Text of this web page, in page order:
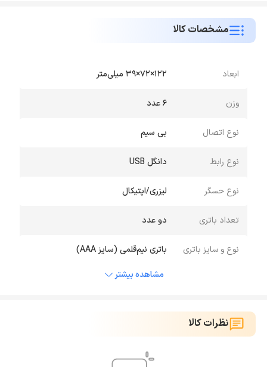
کاملا مطابق با طراحی ارگونومیک دست انسان ساخته
شده است و در استفاده طولانی مدت هیچ مشکل و
فراسو مدل FOM-1898RF سه دکمه متفاوت با عملکرد
تواند با سیستم عامل های مختلف مک و یا ویندوز به
راحتی ارتباط برقرار کند. میزان حساسیت و دقت ماوس
مدل تغییر دهید. سنسور اپتیکال تعبیه شده برای
وجود ندارد. نیروی لازم برای انجام فعالیت های این
تعبیه شده در آن تامین می شود. دکمه های تعبیه شده
مشخصات کالا
ابعاد 122×72×39 میلی‌متر
وزن 6 عدد
نوع اتصال بی سیم
نوع رابط دانگل USB
نوع حسگر لیزری/اپتیکال
تعداد باتری دو عدد
نوع و سایز باتری
باتری نیم‌قلمی (سایز AAA)
مشاهده بیشتر
نظرات کالا